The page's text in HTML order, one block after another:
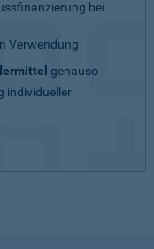
bei
Verwendung
genauso
individueller